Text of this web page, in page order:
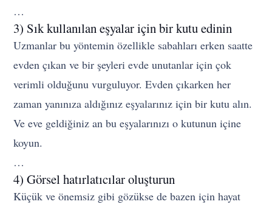
…
3) Sık kullanılan eşyalar için bir kutu edinin
Uzmanlar bu yöntemin özellikle sabahları erken saatte
evden çıkan ve bir şeyleri evde unutanlar için çok
verimli olduğunu vurguluyor. Evden çıkarken her
zaman yanınıza aldığınız eşyalarınız için bir kutu alın.
Ve eve geldiğiniz an bu eşyalarınızı o kutunun içine
koyun.
…
4) Görsel hatırlatıcılar oluşturun
Küçük ve önemsiz gibi gözükse de bazen için hayat